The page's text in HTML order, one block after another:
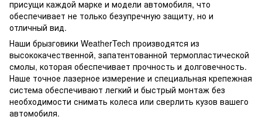
присущи каждой марке и модели автомобиля, что
обеспечивает не только безупречную защиту, но и
отличный вид.
Наши брызговики WeatherTech производятся из
высококачественной, запатентованной термопластической
смолы, которая обеспечивает прочность и долговечность.
Наше точное лазерное измерение и специальная крепежная
система обеспечивают легкий и быстрый монтаж без
необходимости снимать колеса или сверлить кузов вашего
автомобиля.